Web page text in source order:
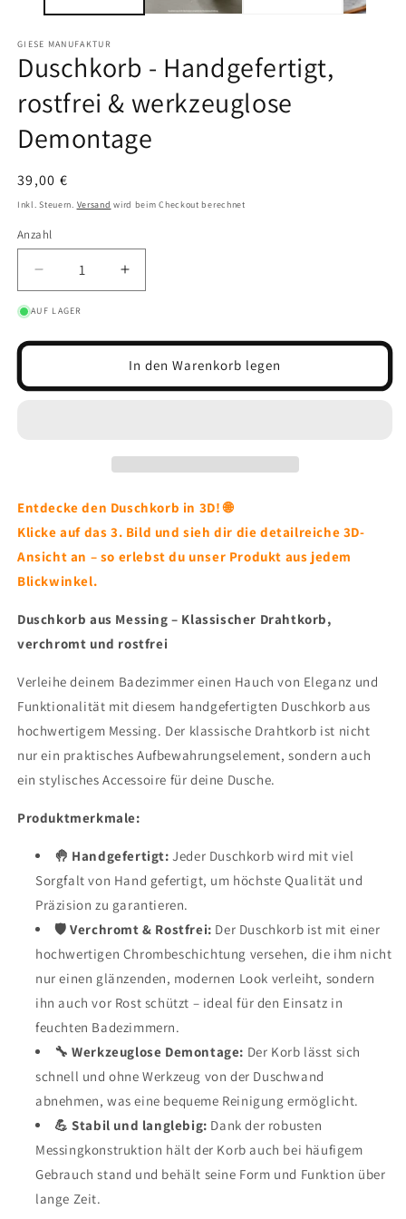
GIESE MANUFAKTUR
Duschkorb - Handgefertigt,
rostfrei & werkzeuglose
Demontage
Normaler Preis
39,00 €
Inkl. Steuern. Versand wird beim Checkout berechnet
Anzahl
Verringere die Menge für Duschkorb -
Erhöhe die Menge für Duschkorb -
AUF LAGER
In den Warenkorb legen
Entdecke den Duschkorb in 3D! 🌐
Klicke auf das 3. Bild und sieh dir die detailreiche 3D-
Ansicht an – so erlebst du unser Produkt aus jedem
Blickwinkel.
Duschkorb aus Messing – Klassischer Drahtkorb,
verchromt und rostfrei
Verleihe deinem Badezimmer einen Hauch von Eleganz und
Funktionalität mit diesem handgefertigten Duschkorb aus
hochwertigem Messing. Der klassische Drahtkorb ist nicht
nur ein praktisches Aufbewahrungselement, sondern auch
ein stylisches Accessoire für deine Dusche.
Produktmerkmale:
🤚 Handgefertigt: Jeder Duschkorb wird mit viel
Sorgfalt von Hand gefertigt, um höchste Qualität und
Präzision zu garantieren.
🛡️ Verchromt & Rostfrei: Der Duschkorb ist mit einer
hochwertigen Chrombeschichtung versehen, die ihm nicht
nur einen glänzenden, modernen Look verleiht, sondern
ihn auch vor Rost schützt – ideal für den Einsatz in
feuchten Badezimmern.
🔧 Werkzeuglose Demontage: Der Korb lässt sich
schnell und ohne Werkzeug von der Duschwand
abnehmen, was eine bequeme Reinigung ermöglicht.
💪 Stabil und langlebig: Dank der robusten
Messingkonstruktion hält der Korb auch bei häufigem
Gebrauch stand und behält seine Form und Funktion über
lange Zeit.